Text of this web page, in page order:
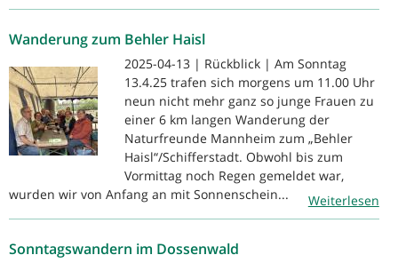
Wanderung zum Behler Haisl
2025-04-13 | Rückblick | Am Sonntag
13.4.25 trafen sich morgens um 11.00 Uhr
neun nicht mehr ganz so junge Frauen zu
einer 6 km langen Wanderung der
Naturfreunde Mannheim zum „Behler
Haisl“/Schifferstadt. Obwohl bis zum
Vormittag noch Regen gemeldet war,
wurden wir von Anfang an mit Sonnenschein...
Weiterlesen
Sonntagswandern im Dossenwald